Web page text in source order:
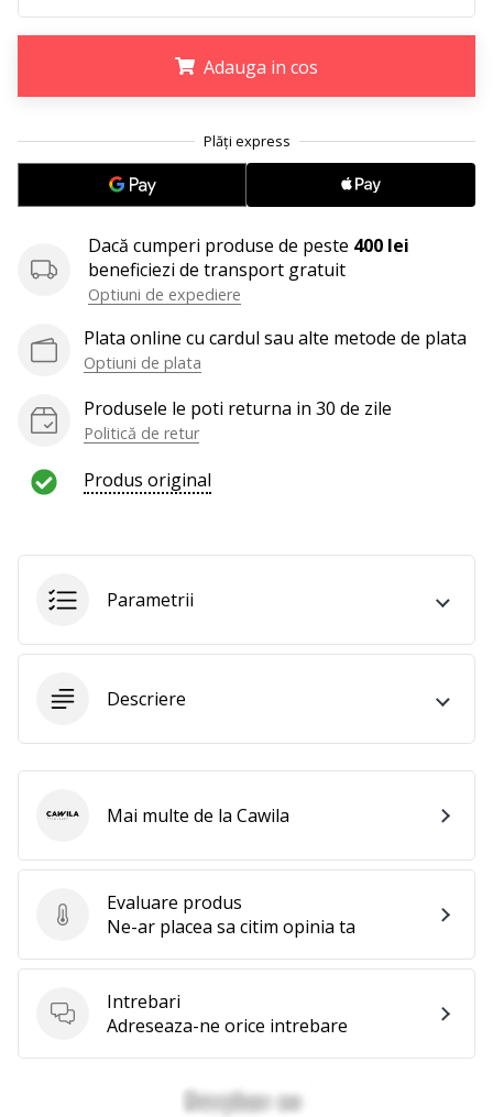
Adauga in cos
Dacă cumperi produse de peste 400 lei
beneficiezi de transport gratuit
Optiuni de expediere
Plata online cu cardul sau alte metode de plata
Optiuni de plata
Produsele le poti returna in 30 de zile
Politică de retur
Produs original
Parametrii
Descriere
Evaluare produs
Evaluare produs
Ne-ar placea sa citim opinia ta
Intrebari
Intrebari
Adreseaza-ne orice intrebare
CawilaMai multe de la Cawila